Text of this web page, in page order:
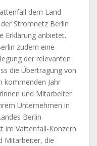
dem Land
Stromnetz Berlin
Erklärung anbietet.
zudem eine
der relevanten
die Übertragung von
kommenden Jahr
und Mitarbeiter
Unternehmen in
Berlin
im Vattenfall-Konzern
Mitarbeiter, die